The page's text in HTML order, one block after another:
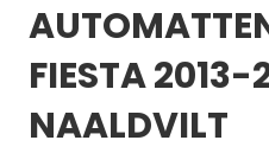
FIESTA 2013-
NAALDVILT